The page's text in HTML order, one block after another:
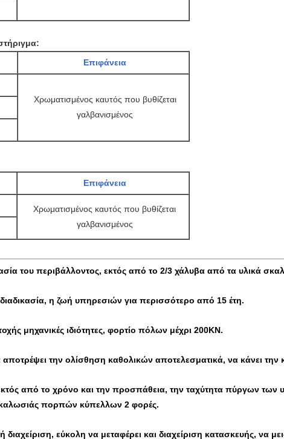
Επιφάνεια
Χρωματισμένος καυτός που βυθίζεται
γαλβανισμένος
Επιφάνεια
Χρωματισμένος καυτός που βυθίζεται
γαλβανισμένος
του περιβάλλοντος, εκτός από το 2/3 χάλυβα από τα υλικά
η ζωή υπηρεσιών για περισσότερο από 15 έτη.
μηχανικές ιδιότητες, φορτίο πόλων μέχρι 200KN.
την ολίσθηση καθολικών αποτελεσματικά, να κάνει
από το χρόνο και την προσπάθεια, την ταχύτητα πύργων
πορπών κύπελλων 2 φορές.
εύκολη να μεταφέρει και διαχείριση κατασκευής, να